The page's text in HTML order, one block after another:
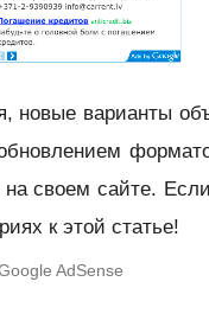
новые варианты
своем сайте.
к этой статье!
AdSense